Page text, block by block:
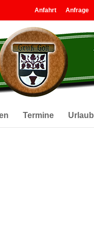
Anfahrt Anfrage
Termine Urlaub